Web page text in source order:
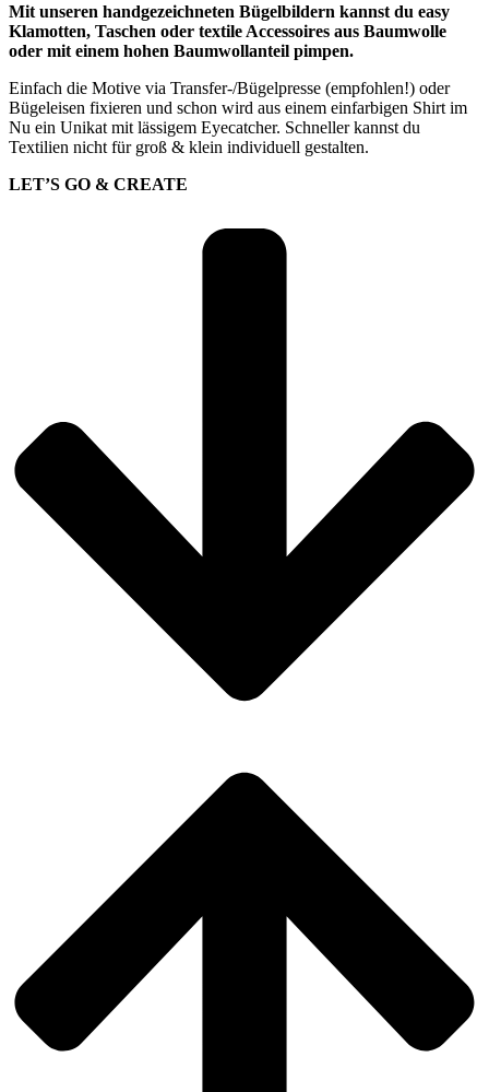
Mit unseren handgezeichneten Bügelbildern kannst du easy
Klamotten, Taschen oder textile Accessoires aus Baumwolle
oder mit einem hohen Baumwollanteil pimpen.
Einfach die Motive via Transfer-/Bügelpresse (empfohlen!) oder
Bügeleisen fixieren und schon wird aus einem einfarbigen Shirt im
Nu ein Unikat mit lässigem Eyecatcher. Schneller kannst du
Textilien nicht für groß & klein individuell gestalten.
LET’S GO & CREATE